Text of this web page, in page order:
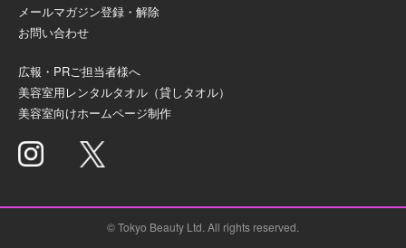
メールマガジン登録・解除
お問い合わせ
広報・PRご担当者様へ
美容室用レンタルタオル（貸しタオル）
美容室向けホームページ制作
© Tokyo Beauty Ltd. All rights reserved.